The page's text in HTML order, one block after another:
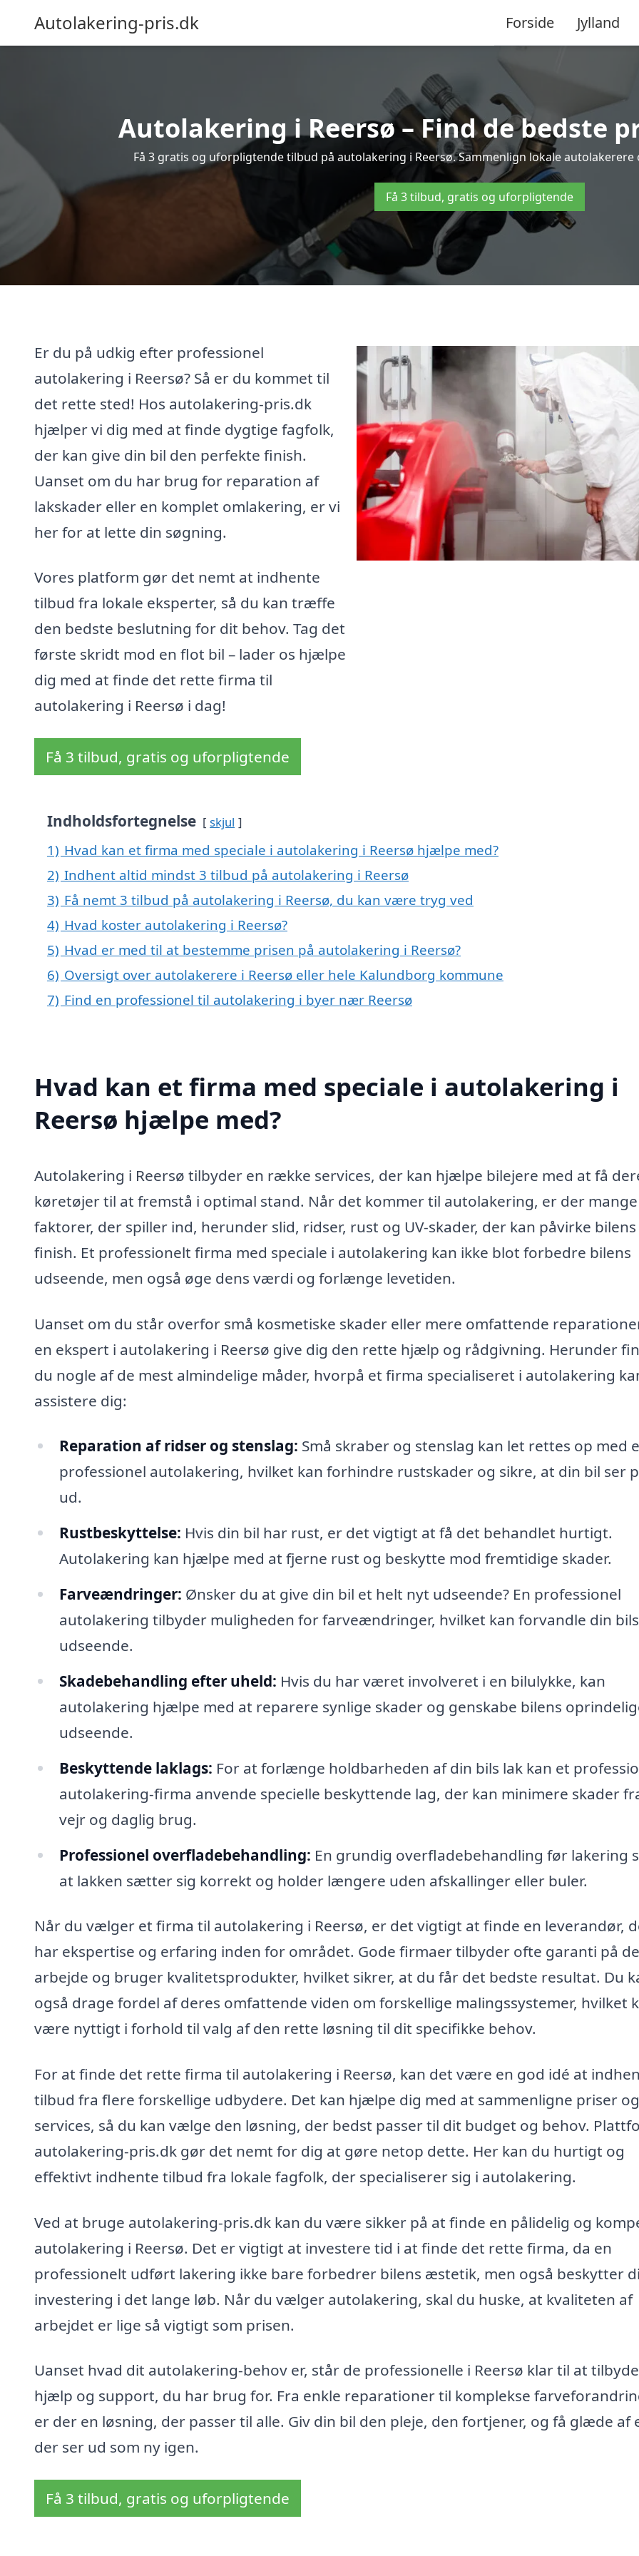
Autolakering-pris.dk Forside Jylland
Autolakering i Reersø – Find de bedste
Få 3 gratis og uforpligtende tilbud på autolakering i Reersø. Sammenlign lokale
Få 3 tilbud, gratis og uforpligtende
Er du på udkig efter professionel
autolakering i Reersø? Så er du kommet til
det rette sted! Hos autolakering-pris.dk
hjælper vi dig med at finde dygtige fagfolk,
der kan give din bil den perfekte finish.
Uanset om du har brug for reparation af
lakskader eller en komplet omlakering, er vi
her for at lette din søgning.
Vores platform gør det nemt at indhente
tilbud fra lokale eksperter, så du kan træffe
den bedste beslutning for dit behov. Tag det
første skridt mod en flot bil – lader os hjælpe
dig med at finde det rette firma til
autolakering i Reersø i dag!
Få 3 tilbud, gratis og uforpligtende
Indholdsfortegnelse skjul
1) Hvad kan et firma med speciale i autolakering i Reersø hjælpe med?
2) Indhent altid mindst 3 tilbud på autolakering i Reersø
3) Få nemt 3 tilbud på autolakering i Reersø, du kan være tryg ved
4) Hvad koster autolakering i Reersø?
5) Hvad er med til at bestemme prisen på autolakering i Reersø?
6) Oversigt over autolakerere i Reersø eller hele Kalundborg kommune
7) Find en professionel til autolakering i byer nær Reersø
Hvad kan et firma med speciale i autolakering i
Reersø hjælpe med?
Autolakering i Reersø tilbyder en række services, der kan hjælpe bilejere med at få
køretøjer til at fremstå i optimal stand. Når det kommer til autolakering, er der mange
faktorer, der spiller ind, herunder slid, ridser, rust og UV-skader, der kan påvirke bilens
finish. Et professionelt firma med speciale i autolakering kan ikke blot forbedre bilens
udseende, men også øge dens værdi og forlænge levetiden.
Uanset om du står overfor små kosmetiske skader eller mere omfattende
en ekspert i autolakering i Reersø give dig den rette hjælp og rådgivning. Herunder
du nogle af de mest almindelige måder, hvorpå et firma specialiseret i autolakering
assistere dig:
Reparation af ridser og stenslag: Små skraber og stenslag kan let rettes op med
professionel autolakering, hvilket kan forhindre rustskader og sikre, at din bil ser
ud.
Rustbeskyttelse: Hvis din bil har rust, er det vigtigt at få det behandlet hurtigt.
Autolakering kan hjælpe med at fjerne rust og beskytte mod fremtidige skader.
Farveændringer: Ønsker du at give din bil et helt nyt udseende? En professionel
autolakering tilbyder muligheden for farveændringer, hvilket kan forvandle din bils
udseende.
Skadebehandling efter uheld: Hvis du har været involveret i en bilulykke, kan
autolakering hjælpe med at reparere synlige skader og genskabe bilens
udseende.
Beskyttende laklags: For at forlænge holdbarheden af din bils lak kan et
autolakering-firma anvende specielle beskyttende lag, der kan minimere skader
vejr og daglig brug.
Professionel overfladebehandling: En grundig overfladebehandling før lakering
at lakken sætter sig korrekt og holder længere uden afskallinger eller buler.
Når du vælger et firma til autolakering i Reersø, er det vigtigt at finde en leverandør,
har ekspertise og erfaring inden for området. Gode firmaer tilbyder ofte garanti på
arbejde og bruger kvalitetsprodukter, hvilket sikrer, at du får det bedste resultat. Du
også drage fordel af deres omfattende viden om forskellige malingssystemer, hvilket
være nyttigt i forhold til valg af den rette løsning til dit specifikke behov.
For at finde det rette firma til autolakering i Reersø, kan det være en god idé at
tilbud fra flere forskellige udbydere. Det kan hjælpe dig med at sammenligne priser og
services, så du kan vælge den løsning, der bedst passer til dit budget og behov.
autolakering-pris.dk gør det nemt for dig at gøre netop dette. Her kan du hurtigt og
effektivt indhente tilbud fra lokale fagfolk, der specialiserer sig i autolakering.
Ved at bruge autolakering-pris.dk kan du være sikker på at finde en pålidelig og
autolakering i Reersø. Det er vigtigt at investere tid i at finde det rette firma, da en
professionelt udført lakering ikke bare forbedrer bilens æstetik, men også beskytter
investering i det lange løb. Når du vælger autolakering, skal du huske, at kvaliteten af
arbejdet er lige så vigtigt som prisen.
Uanset hvad dit autolakering-behov er, står de professionelle i Reersø klar til at
hjælp og support, du har brug for. Fra enkle reparationer til komplekse
er der en løsning, der passer til alle. Giv din bil den pleje, den fortjener, og få glæde af
der ser ud som ny igen.
Få 3 tilbud, gratis og uforpligtende